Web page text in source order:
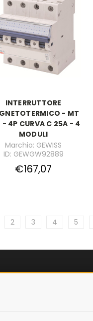
INTERRUTTORE
- MT
4P CURVA C 25A - 4
MODULI
Marchio: GEWISS
ID: GEWGW92889
€167,07
2 3 4 5